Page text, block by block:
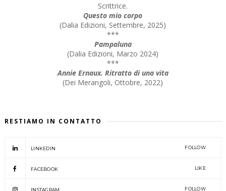
Scrittrice.
Questo mio corpo
(Dalia Edizioni, Settembre, 2025)
***
Pampaluna
(Dalia Edizioni, Marzo 2024)
***
Annie Ernaux. Ritratto di una vita
(Dei Merangoli, Ottobre, 2022)
RESTIAMO IN CONTATTO
LINKEDIN FOLLOW
FACEBOOK LIKE
INSTAGRAM FOLLOW